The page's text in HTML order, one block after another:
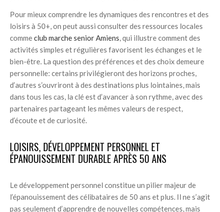
Pour mieux comprendre les dynamiques des rencontres et des
loisirs à 50+, on peut aussi consulter des ressources locales
commeclub marche senior Amiens , qui illustre comment des
activités simples et régulières favorisent les échanges et le
bien-être. La question des préférences et des choix demeure
personnelle: certains privilégieront des horizons proches,
d’autres s’ouvriront à des destinations plus lointaines, mais
dans tous les cas, la clé est d’avancer à son rythme, avec des
partenaires partageant les mêmes valeurs de respect,
d’écoute et de curiosité.
LOISIRS, DÉVELOPPEMENT PERSONNEL ET
ÉPANOUISSEMENT DURABLE APRÈS 50 ANS
Le développement personnel constitue un pilier majeur de
l’épanouissement des célibataires de 50 ans et plus. Il ne s’agit
pas seulement d’apprendre de nouvelles compétences, mais